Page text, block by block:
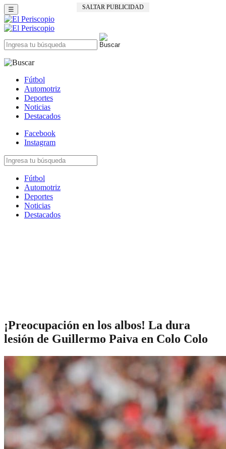
SALTAR PUBLICIDAD
☰
Fútbol
Automotriz
Deportes
Noticias
Destacados
Facebook
Instagram
Fútbol
Automotriz
Deportes
Noticias
Destacados
¡Preocupación en los albos! La dura
lesión de Guillermo Paiva en Colo Colo